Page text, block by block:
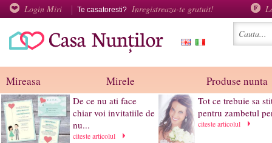
Login Miri Te casatoresti? Inregistreaza-te gratuit!
Mireasa Mirele Produse nunta
De ce nu ati face
chiar voi invitatiile de
nu...
citeste articolul
Tot ce trebuie sa
pentru zambetul
citeste articolul